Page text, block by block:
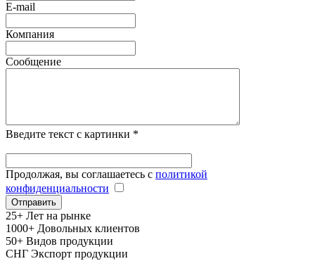
E-mail
Компания
Сообщение
Введите текст с картинки *
Продолжая, вы соглашаетесь с политикой
конфиденциальности
25+ Лет на рынке
1000+ Довольных клиентов
50+ Видов продукции
СНГ Экспорт продукции